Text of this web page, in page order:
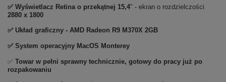
✅ Wyświetlacz Retina o przekątnej 15,4" - ekran o rozdzielczości
2880 x 1800
✅ Układ graficzny - AMD Radeon R9 M370X 2GB
✅ System operacyjny MacOS Monterey
✅ Towar w pełni sprawny technicznie, gotowy do pracy już po
rozpakowaniu